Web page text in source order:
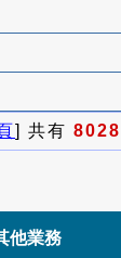
] 共有 8028
他業務